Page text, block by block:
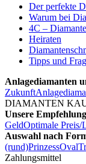
Der perfekte
Warum bei
4C –
Heiraten
Tipps und
Anlagediamanten
Zukunft
DIAMANTEN
Unsere
GeldOptimale Preis/
Auswahl nach
(rund)PrinzessOval
Zahlungsmittel